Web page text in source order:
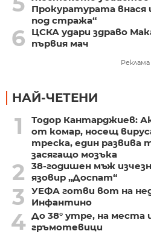
Прокуратурата внася
под стража“
6
ЦСКА удари здраво
първия мач
Реклама
НАЙ-ЧЕТЕНИ
1
Тодор Кантарджиев:
от комар, носещ
треска, един развива
засягащо мозъка
2
38-годишен мъж
язовир „Доспат“
3
УЕФА готви вот на
Инфантино
4 До 38° утре, на места
гръмотевици